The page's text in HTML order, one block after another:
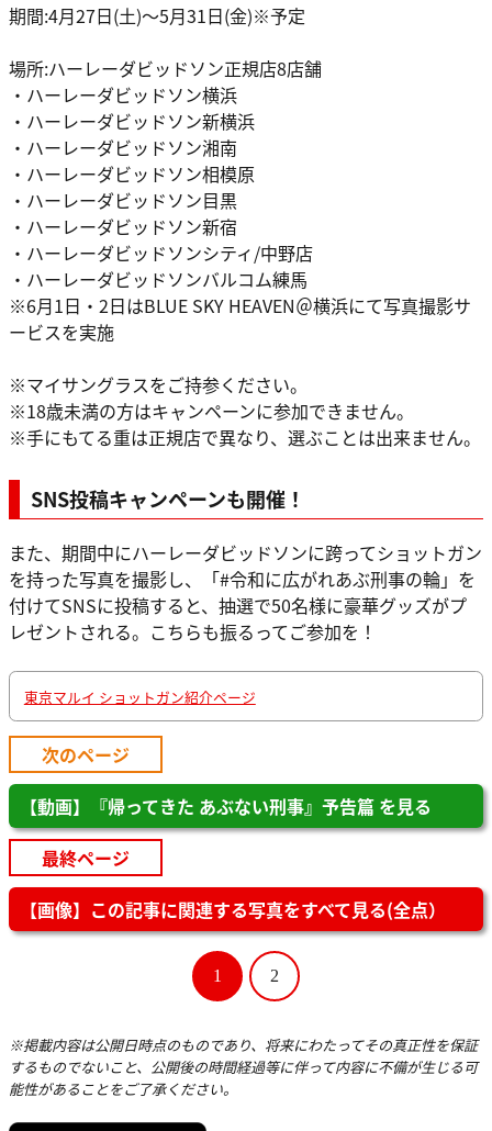
期間:4月27日(土)～5月31日(金)※予定
場所:ハーレーダビッドソン正規店8店舗
・ハーレーダビッドソン横浜
・ハーレーダビッドソン新横浜
・ハーレーダビッドソン湘南
・ハーレーダビッドソン相模原
・ハーレーダビッドソン目黒
・ハーレーダビッドソン新宿
・ハーレーダビッドソンシティ/中野店
・ハーレーダビッドソンバルコム練馬
※6月1日・2日はBLUE SKY HEAVEN＠横浜にて写真撮影サ
ービスを実施
※マイサングラスをご持参ください。
※18歳未満の方はキャンペーンに参加できません。
※手にもてる重は正規店で異なり、選ぶことは出来ません。
SNS投稿キャンペーンも開催！
また、期間中にハーレーダビッドソンに跨ってショットガン
を持った写真を撮影し、「#令和に広がれあぶ刑事の輪」を
付けてSNSに投稿すると、抽選で50名様に豪華グッズがプ
レゼントされる。こちらも振るってご参加を！
東京マルイ ショットガン紹介ページ
次のページ
【動画】『帰ってきた あぶない刑事』予告篇 を見る
最終ページ
【画像】この記事に関連する写真をすべて見る(全点）
1 2
※掲載内容は公開日時点のものであり、将来にわたってその真正性を保証
するものでないこと、公開後の時間経過等に伴って内容に不備が生じる可
能性があることをご了承ください。